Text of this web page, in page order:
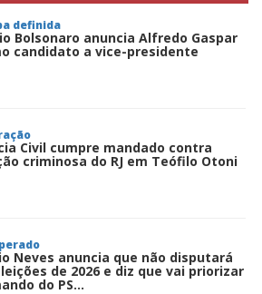
definida
Bolsonaro anuncia Alfredo Gaspar
candidato a vice-presidente
Civil cumpre mandado contra
criminosa do RJ em Teófilo Otoni
Neves anuncia que não disputará
de 2026 e diz que vai priorizar
do PS...